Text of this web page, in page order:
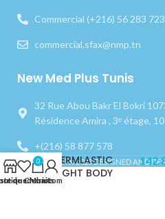
Commercial (+216) 56 283 723
commercial.sfax@nmp.tn
New Med Plus Tunis
32 Rue Abou Bakr El Bokri
Résidence Amira , 3ᵉ étage,
+(216) 58 877 578
NMP.TN2025 DESIGNED AND
PERMLASTIC
LIGHT BODY
de souhaits
0
Chariot
Mon compte